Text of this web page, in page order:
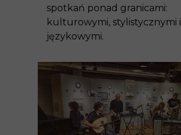
spotkań ponad granicami:
kulturowymi, stylistycznymi i
językowymi.